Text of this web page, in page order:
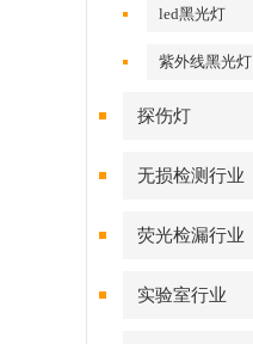
led黑光灯
紫外线黑光灯
探伤灯
无损检测行业
荧光检漏行业
实验室行业